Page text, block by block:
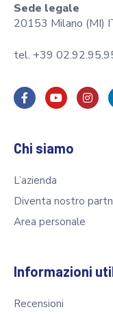
Sede legale
20153 Milano (MI)
tel. +39
Chi siamo
L’azienda
Diventa nostro
Area personale
Informazioni
Recensioni